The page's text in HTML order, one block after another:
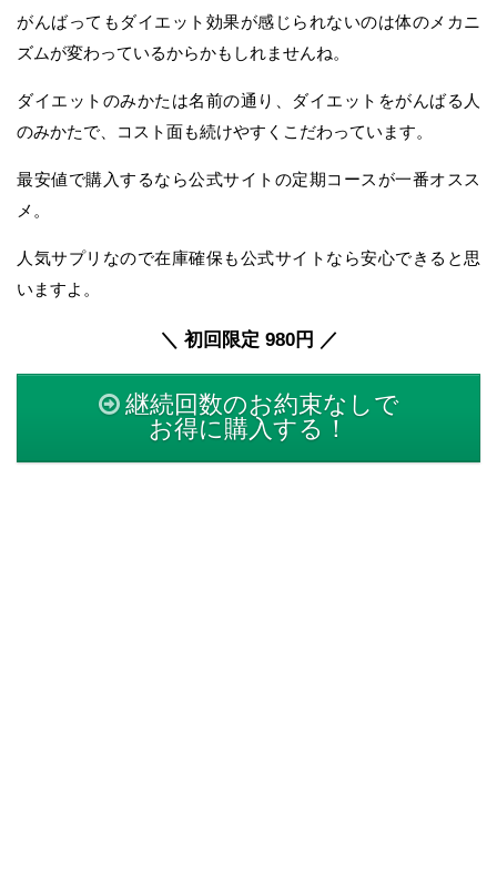
がんばってもダイエット効果が感じられないのは体のメカニ
ズムが変わっているからかもしれませんね。
ダイエットのみかたは名前の通り、ダイエットをがんばる人
のみかたで、コスト面も続けやすくこだわっています。
最安値で購入するなら公式サイトの定期コースが一番オスス
メ。
人気サプリなので在庫確保も公式サイトなら安心できると思
いますよ。
＼ 初回限定 980円 ／
継続回数のお約束なしで
お得に購入する！